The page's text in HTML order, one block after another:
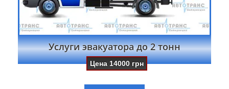
Услуги эвакуатора до 2 тонн
Цена14000 грн